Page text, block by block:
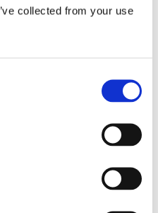
collected from your use